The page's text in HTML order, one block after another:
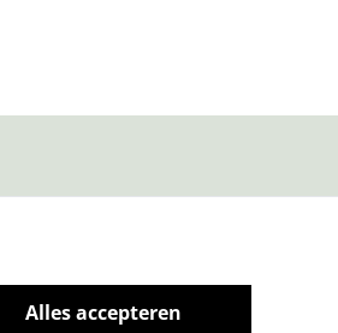
Alles accepteren